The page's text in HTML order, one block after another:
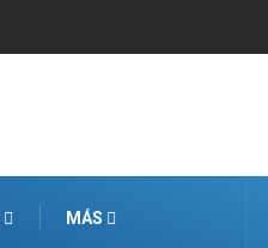
MÁS